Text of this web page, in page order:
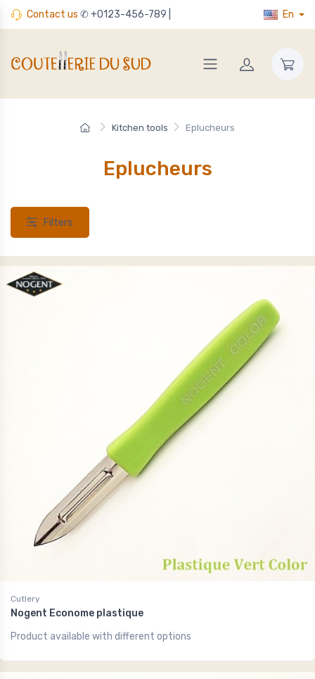
Contact us ✆ +0123-456-789 | En
Kitchen tools Eplucheurs
Eplucheurs
Filters
Cutlery
Nogent Econome plastique
Product available with different options